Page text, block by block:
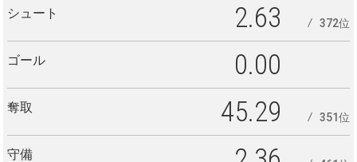
シュート 2.63 372位
ゴール 0.00
奪取 45.29 351位
守備